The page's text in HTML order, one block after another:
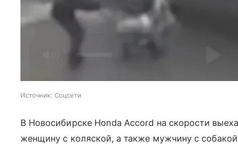
Источник: Соцсети
В Новосибирске Honda Accord на скорости
женщину с коляской, а также мужчину с